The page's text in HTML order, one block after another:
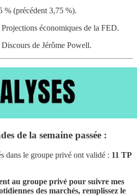
% (précédent 3,75 %).
Projections économiques de la FED.
Discours de Jérôme Powell.
de la semaine passée :
dans le groupe privé ont validé : 11 TP
au groupe privé pour suivre mes
des marchés, remplissez le